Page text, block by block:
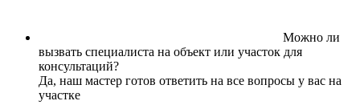
Можно ли
вызвать специалиста на объект или участок для
консультаций?
Да, наш мастер готов ответить на все вопросы у вас на
участке